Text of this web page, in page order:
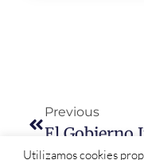
Previous
Utilizamos cookies